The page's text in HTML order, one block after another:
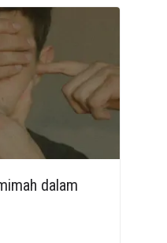
dalam